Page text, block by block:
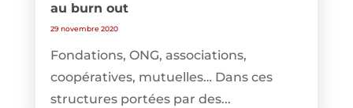
au burn out
29 novembre 2020
Fondations, ONG, associations,
coopératives, mutuelles… Dans ces
structures portées par des...